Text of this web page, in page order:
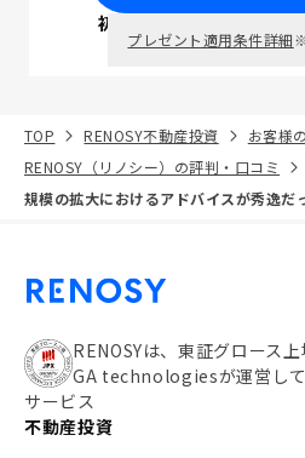
初回面談で ポイ
プレゼント適用条件詳細
TOP RENOSY不動産投資
お客様
RENOSY（リノシー）の評判・口コミ
規模の拡大におけるアドバイスが秀逸だ
RENOSYは、東証グロース
GA technologiesが運営して
サービス
不動産投資